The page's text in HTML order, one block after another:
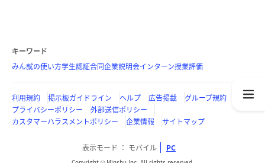
キーワード
みん就の使い方学生認証合同企業説明会インターン授業評価
利用規約 掲示板ガイドライン ヘルプ 広告掲載
グループ規約
プライバシーポリシー
外部送信ポリシー
カスタマーハラスメントポリシー
企業情報 サイトマップ
表示モード モバイル PC